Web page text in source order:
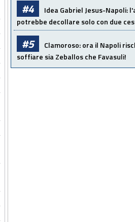
#4
Idea Gabriel Jesus-Napoli:
potrebbe decollare solo con due
#5
Clamoroso: ora il Napoli
soffiare sia Zeballos che Favasuli!